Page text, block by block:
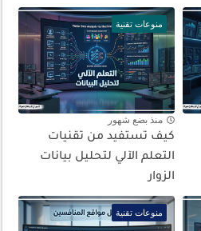
منوعات تقنية
منذ بضع شهور
كيف تستفيد من تقنيات
التعلم الآلي لتحليل بيانات
الزوار
منوعات تقنية